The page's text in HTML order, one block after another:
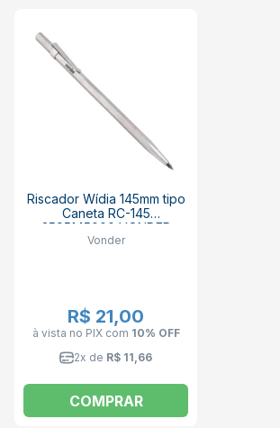
Riscador Wídia 145mm tipo
Caneta RC-145
3595145000 VONDER
Vonder
R$ 21,00
à vista no PIX com 10% OFF
2x de R$ 11,66
COMPRAR